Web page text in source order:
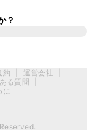
？
約 運営会社
る質問
に